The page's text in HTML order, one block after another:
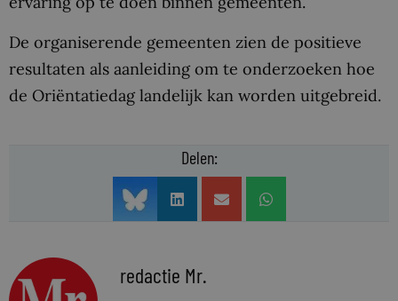
De organiserende gemeenten zien de positieve
resultaten als aanleiding om te onderzoeken hoe
de Oriëntatiedag landelijk kan worden uitgebreid.
Delen:
redactie Mr.